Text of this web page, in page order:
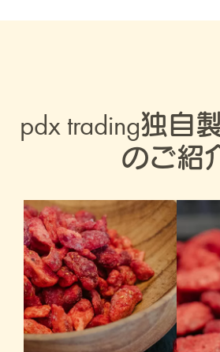
pdx trading独自
のご紹